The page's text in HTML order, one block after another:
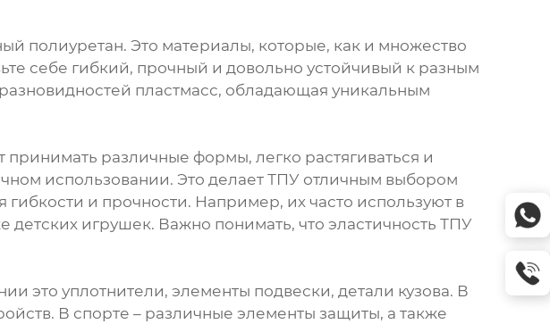
полиуретан. Это материалы, которые, как и множество
себе гибкий, прочный и довольно устойчивый к разным
пластмасс, обладающая уникальным
различные формы, легко растягиваться и
использовании. Это делает ТПУ отличным выбором
и прочности. Например, их часто используют в
игрушек. Важно понимать, что эластичность ТПУ
это уплотнители, элементы подвески, детали кузова. В
В спорте – различные элементы защиты, а также